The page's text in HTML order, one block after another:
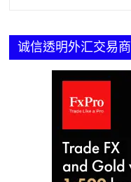
诚信透明外汇交易商